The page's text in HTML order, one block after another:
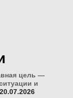
цель —
и
20.07.2026